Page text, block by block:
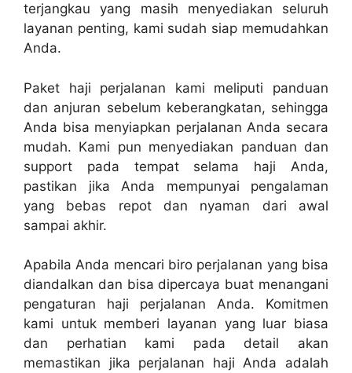
terjangkau yang masih menyediakan seluruh
layanan penting, kami sudah siap memudahkan
Anda.
Paket haji perjalanan kami meliputi panduan
dan anjuran sebelum keberangkatan, sehingga
Anda bisa menyiapkan perjalanan Anda secara
mudah. Kami pun menyediakan panduan dan
support pada tempat selama haji Anda,
pastikan jika Anda mempunyai pengalaman
yang bebas repot dan nyaman dari awal
sampai akhir.
Apabila Anda mencari biro perjalanan yang bisa
diandalkan dan bisa dipercaya buat menangani
pengaturan haji perjalanan Anda. Komitmen
kami untuk memberi layanan yang luar biasa
dan perhatian kami pada detail akan
memastikan jika perjalanan haji Anda adalah